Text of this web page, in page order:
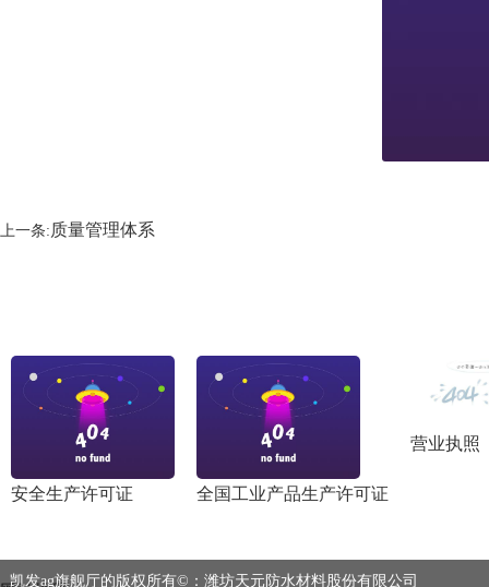
上一条: 质量管理体系
安全生产许可证 全国工业产品生产许可证
营业执照
凯发ag旗舰厅的版权所有©：潍坊天元防水材料股份有限公司